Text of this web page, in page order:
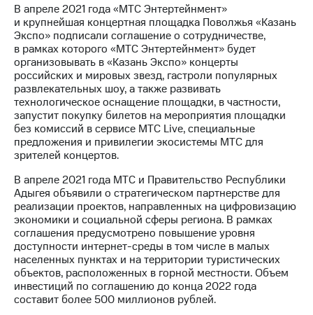
В апреле 2021 года «МТС Энтертейнмент»
и крупнейшая концертная площадка Поволжья «Казань
Экспо» подписали соглашение о сотрудничестве,
в рамках которого «МТС Энтертейнмент» будет
организовывать в «Казань Экспо» концерты
российских и мировых звезд, гастроли популярных
развлекательных шоу, а также развивать
технологическое оснащение площадки, в частности,
запустит покупку билетов на мероприятия площадки
без комиссий в сервисе МТС Live, специальные
предложения и привилегии экосистемы МТС для
зрителей концертов.
В апреле 2021 года МТС и Правительство Республики
Адыгея объявили о стратегическом партнерстве для
реализации проектов, направленных на цифровизацию
экономики и социальной сферы региона. В рамках
соглашения предусмотрено повышение уровня
доступности интернет-среды в том числе в малых
населенных пунктах и на территории туристических
объектов, расположенных в горной местности. Объем
инвестиций по соглашению до конца 2022 года
составит более 500 миллионов рублей.